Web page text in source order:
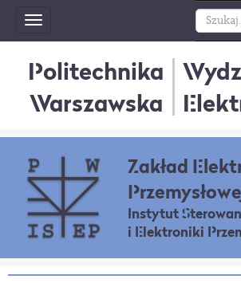
Toggle
navigation
Politechnika
Warszawska
Zakład
Instytut
i Elektroniki